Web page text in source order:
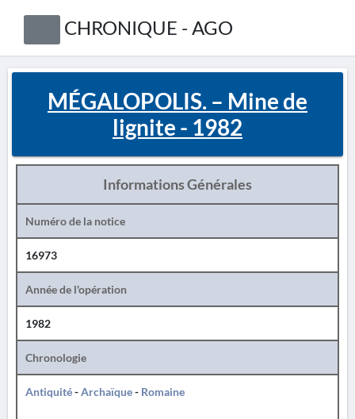
CHRONIQUE - AGO
MÉGALOPOLIS. – Mine de
lignite - 1982
Informations Générales
Numéro de la notice
16973
Année de l'opération
1982
Chronologie
Antiquité-Archaïque- Romaine